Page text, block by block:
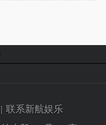
| 联系新航娱乐